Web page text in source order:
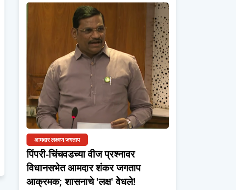
आमदार लक्ष्मण जगताप
पिंपरी-चिंचवडच्या वीज प्रश्नावर
विधानसभेत आमदार शंकर जगताप
आक्रमक; शासनाचे 'लक्ष' वेधले!